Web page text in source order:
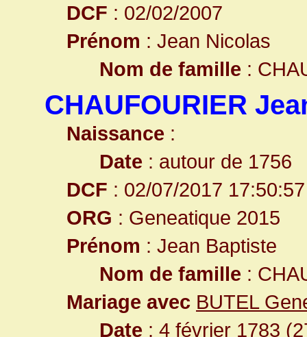
DCF : 02/02/2007
Prénom : Jean Nicolas
Nom de famille :
CHAUFOURIER
Naissance :
Date : autour de 1756
DCF : 02/07/2017 17:50:57
ORG : Geneatique 2015
Prénom : Jean Baptiste
Nom de famille :
Mariage avec BUTEL
Date : 4 février 1783